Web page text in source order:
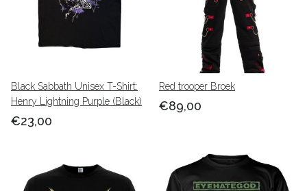
Black Sabbath Unisex T-Shirt:
Henry Lightning Purple (Black)
€23,00
Red trooper Broek
€89,00